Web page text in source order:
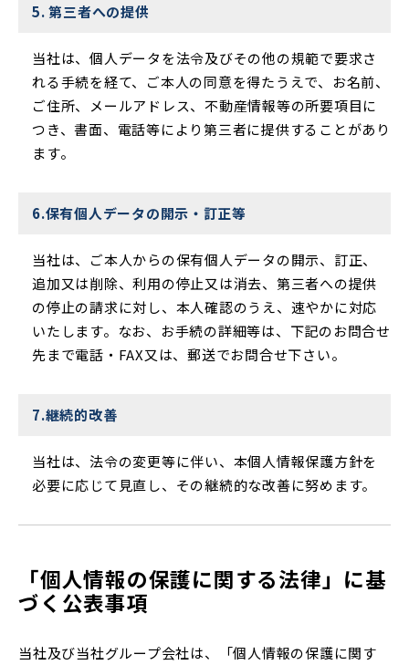
5. 第三者への提供
当社は、個人データを法令及びその他の規範で要求さ
れる手続を経て、ご本人の同意を得たうえで、お名前、
ご住所、メールアドレス、不動産情報等の所要項目に
つき、書面、電話等により第三者に提供することがあり
ます。
6.保有個人データの開示・訂正等
当社は、ご本人からの保有個人データの開示、訂正、
追加又は削除、利用の停止又は消去、第三者への提供
の停止の請求に対し、本人確認のうえ、速やかに対応
いたします。なお、お手続の詳細等は、下記のお問合せ
先まで電話・FAX又は、郵送でお問合せ下さい。
7.継続的改善
当社は、法令の変更等に伴い、本個人情報保護方針を
必要に応じて見直し、その継続的な改善に努めます。
「個人情報の保護に関する法律」に基
づく公表事項
当社及び当社グループ会社は、「個人情報の保護に関す